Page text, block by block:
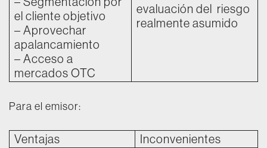
el cliente objetivo
– Aprovechar
apalancamiento
– Acceso a
mercados OTC
evaluación del riesgo
realmente asumido
Para el emisor:
Ventajas
Inconvenientes